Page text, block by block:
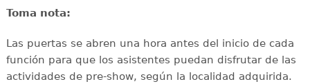
Toma nota:
Las puertas se abren una hora antes del inicio de cada
función para que los asistentes puedan disfrutar de las
actividades de pre-show, según la localidad adquirida.